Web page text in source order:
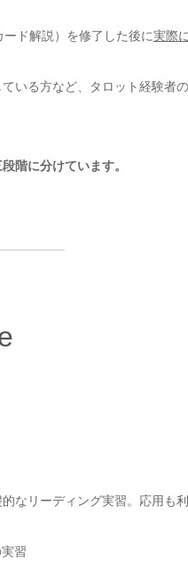
ド解説）を修了した後に実際
いる方など、タロット経験者
階に分けています。
なリーディング実習。応用も
習